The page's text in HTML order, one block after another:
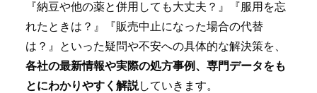
『納豆や他の薬と併用しても大丈夫？』『服用を忘
れたときは？』『販売中止になった場合の代替
は？』といった疑問や不安への具体的な解決策を、
各社の最新情報や実際の処方事例、専門データをも
とにわかりやすく解説していきます。